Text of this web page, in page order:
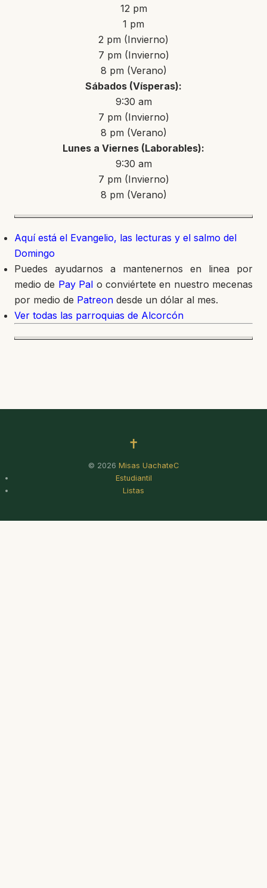
12 pm
1 pm
2 pm (Invierno)
7 pm (Invierno)
8 pm (Verano)
Sábados (Vísperas):
9:30 am
7 pm (Invierno)
8 pm (Verano)
Lunes a Viernes (Laborables):
9:30 am
7 pm (Invierno)
8 pm (Verano)
Aquí está el Evangelio, las lecturas y el salmo del
Domingo
Puedes ayudarnos a mantenernos en linea por
medio de Pay Pal o conviértete en nuestro mecenas
por medio de Patreon desde un dólar al mes.
Ver todas las parroquias de Alcorcón
✝
© 2026 Misas UachateC
Estudiantil
Listas